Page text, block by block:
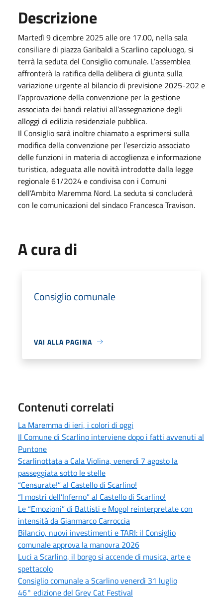
Descrizione
Martedì 9 dicembre 2025 alle ore 17.00, nella sala
consiliare di piazza Garibaldi a Scarlino capoluogo, si
terrà la seduta del Consiglio comunale. L’assemblea
affronterà la ratifica della delibera di giunta sulla
variazione urgente al bilancio di previsione 2025-202 e
l’approvazione della convenzione per la gestione
associata dei bandi relativi all’assegnazione degli
alloggi di edilizia residenziale pubblica.
Il Consiglio sarà inoltre chiamato a esprimersi sulla
modifica della convenzione per l’esercizio associato
delle funzioni in materia di accoglienza e informazione
turistica, adeguata alle novità introdotte dalla legge
regionale 61/2024 e condivisa con i Comuni
dell’Ambito Maremma Nord. La seduta si concluderà
con le comunicazioni del sindaco Francesca Travison.
A cura di
Consiglio comunale
VAI ALLA PAGINA
Contenuti correlati
La Maremma di ieri, i colori di oggi
Il Comune di Scarlino interviene dopo i fatti avvenuti al
Puntone
Scarlinottata a Cala Violina, venerdì 7 agosto la
passeggiata sotto le stelle
“Censurate!” al Castello di Scarlino!
“I mostri dell’Inferno” al Castello di Scarlino!
Le “Emozioni” di Battisti e Mogol reinterpretate con
intensità da Gianmarco Carroccia
Bilancio, nuovi investimenti e TARI: il Consiglio
comunale approva la manovra 2026
Luci a Scarlino, il borgo si accende di musica, arte e
spettacolo
Consiglio comunale a Scarlino venerdì 31 luglio
46° edizione del Grey Cat Festival